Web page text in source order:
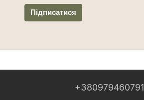
Підписатися
+380979460791